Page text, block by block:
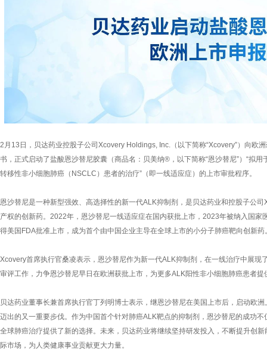
2月13日，贝达药业控股子公司Xcovery Holdings, Inc.（以下简称“Xcovery”）向欧
书，正式启动了盐酸恩沙替尼胶囊（商品名：贝美纳®，以下简称“恩沙替尼”）“拟
转移性非小细胞肺癌（NSCLC）患者的治疗”（即一线适应症）的上市审批程序。
恩沙替尼是一种新型强效、高选择性的新一代ALK抑制剂，是贝达药业和控股子公
产权的创新药。2022年，恩沙替尼一线适应症在国内获批上市，2023年被纳入国
得美国FDA批准上市，成为首个由中国企业主导在全球上市的小分子肺癌靶向创新药
Xcovery首席执行官桑凌表示，恩沙替尼作为新一代ALK抑制剂，在一线治疗中展现
审评工作，力争恩沙替尼早日在欧洲获批上市，为更多ALK阳性非小细胞肺癌患者提
贝达药业董事长兼首席执行官丁列明博士表示，继恩沙替尼在美国上市后，启动欧
迈出的又一重要步伐。作为中国首个针对肺癌ALK靶点的抑制剂，恩沙替尼的成功不
全球肺癌治疗提供了新的选择。未来，贝达药业将继续坚持研发投入，不断提升创
际市场，为人类健康事业贡献更大力量。